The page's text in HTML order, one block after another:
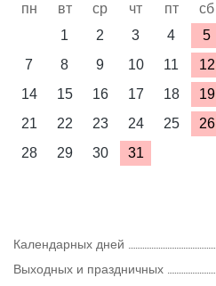
пн вт ср чт пт сб
1
2 3 4 5
7
8 9 10 11 12
14
15 16 17 18 19
21
22 23 24 25 26
28
29 30 31
Календарных дней
Выходных и праздничных